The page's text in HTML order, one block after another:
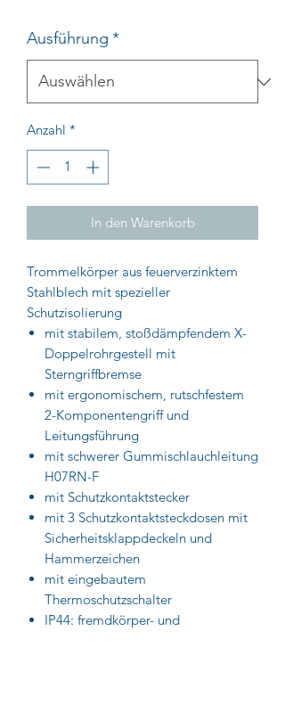
Ausführung *
Anzahl *
In den Warenkorb
Trommelkörper aus feuerverzinktem
Stahlblech mit spezieller
Schutzisolierung
mit stabilem, stoßdämpfendem X-
Doppelrohrgestell mit
Sterngriffbremse
mit ergonomischem, rutschfestem
2-Komponentengriff und
Leitungsführung
mit schwerer Gummischlauchleitung
H07RN-F
mit Schutzkontaktstecker
mit 3 Schutzkontaktsteckdosen mit
Sicherheitsklappdeckeln und
Hammerzeichen
mit eingebautem
Thermoschutzschalter
IP44: fremdkörper- und